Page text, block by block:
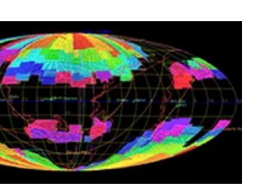
es de I&D
Infraestru
turas
Outros
Apoios
Infraestru
turas
Prémios
Outros
Apoios
Informação
a dados
para fins
– Protocolo
Newsletter
Agenda
Publicações
de Marca
Subscrever
Newsletter
Subscrever
Direct Mail
de
Concursos
e Planeamento
de Gestão
LINKS
RÁPIDOS
A FCT em
Números
Acreditaç
ão,
Certificaç